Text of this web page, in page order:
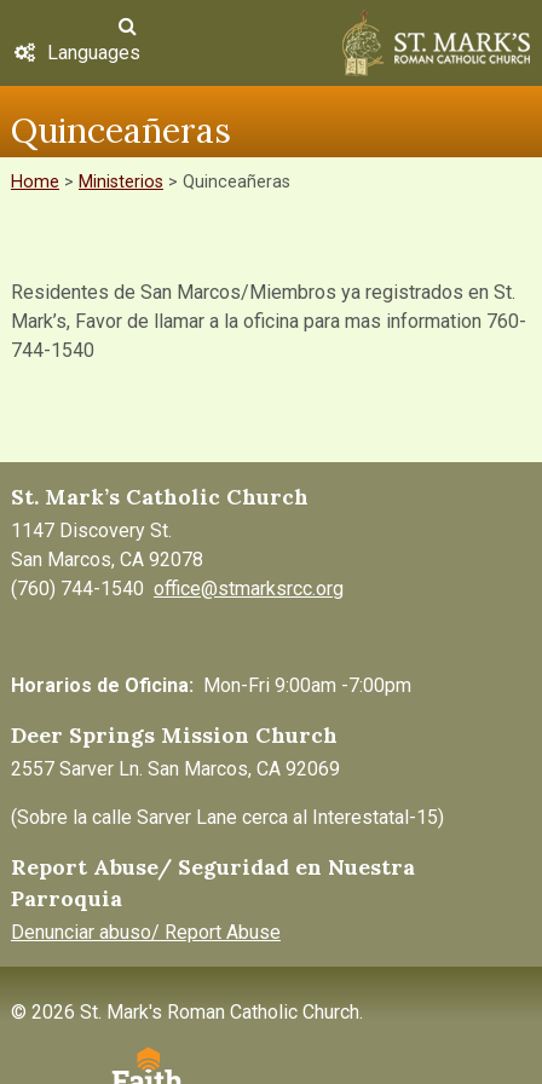
Languages
Quinceañeras
Home > Ministerios > Quinceañeras
Residentes de San Marcos/Miembros ya registrados en St.
Mark’s, Favor de llamar a la oficina para mas information 760-
744-1540
St. Mark’s Catholic Church
1147 Discovery St.
San Marcos, CA 92078
(760) 744-1540 office@stmarksrcc.org
Horarios de Oficina: Mon-Fri 9:00am -7:00pm
Deer Springs Mission Church
2557 Sarver Ln. San Marcos, CA 92069
(Sobre la calle Sarver Lane cerca al Interestatal-15)
Report Abuse/ Seguridad en Nuestra
Parroquia
Denunciar abuso/ Report Abuse
© 2026 St. Mark's Roman Catholic Church.